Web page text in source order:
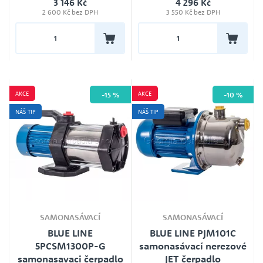
3 146 Kč
2 600 Kč bez DPH
230V
4 296 Kč
3 550 Kč bez DPH
AKCE
NÁŠ TIP
-15 %
SAMONASÁVACÍ
BLUE LINE
5PCSM1300P-G
samonasavaci čerpadlo
AKCE
NÁŠ TIP
-10 %
SAMONASÁVACÍ
BLUE LINE PJM101C
samonasávací nerezové
JET čerpadlo